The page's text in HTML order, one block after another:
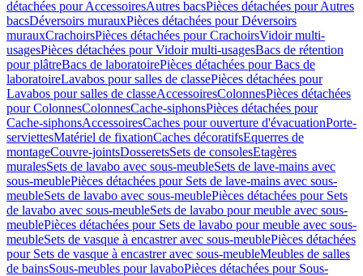
détachées pour AccessoiresAutres bacsPièces détachées pour Autres
bacsDéversoirs murauxPièces détachées pour Déversoirs
murauxCrachoirsPièces détachées pour CrachoirsVidoir multi-
usagesPièces détachées pour Vidoir multi-usagesBacs de rétention
pour plâtreBacs de laboratoirePièces détachées pour Bacs de
laboratoireLavabos pour salles de classePièces détachées pour
Lavabos pour salles de classeAccessoiresColonnesPièces détachées
pour ColonnesColonnesCache-siphonsPièces détachées pour
Cache-siphonsAccessoiresCaches pour ouverture d'évacuationPorte-
serviettesMatériel de fixationCaches décoratifsEquerres de
montageCouvre-jointsDosseretsSets de consolesEtagères
muralesSets de lavabo avec sous-meubleSets de lave-mains avec
sous-meublePièces détachées pour Sets de lave-mains avec sous-
meubleSets de lavabo avec sous-meublePièces détachées pour Sets
de lavabo avec sous-meubleSets de lavabo pour meuble avec sous-
meublePièces détachées pour Sets de lavabo pour meuble avec sous-
meubleSets de vasque à encastrer avec sous-meublePièces détachées
pour Sets de vasque à encastrer avec sous-meubleMeubles de salles
de bainsSous-meubles pour lavaboPièces détachées pour Sous-